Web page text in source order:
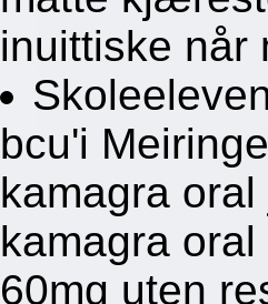
inuittiske når
bcu'i
kamagra
kamagra
60mg uten